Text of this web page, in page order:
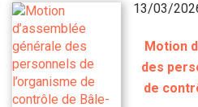
13/03/
Motion
des
de